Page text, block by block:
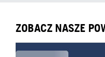
ZOBACZ NASZE